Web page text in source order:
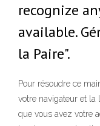
recognize
available.
la Paire".
Pour résoudre ce
votre navigateur et la
que vous avez votre